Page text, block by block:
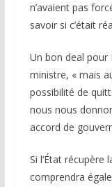
n’avaient pas
savoir si c’était
Un bon deal pour
ministre, « mais
possibilité de
nous nous
accord de
Si l’État récupère
comprendra